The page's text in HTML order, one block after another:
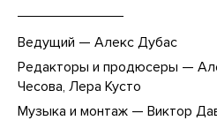
Ведущий — Алекс Дубас
Редакторы и продюсеры —
Чесова, Лера Кусто
Музыка и монтаж — Виктор